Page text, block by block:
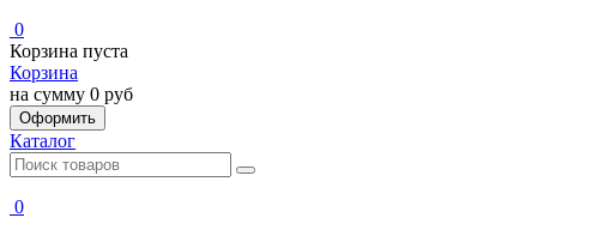
0
Корзина пуста
Корзина
на сумму 0 руб
Оформить
Каталог
0